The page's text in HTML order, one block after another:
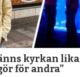
kyrkan
för andra”